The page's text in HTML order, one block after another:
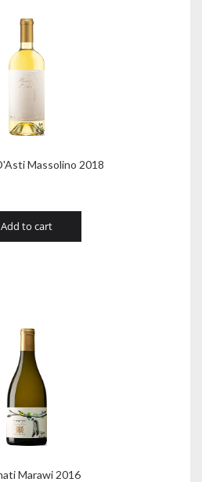
Massolino 2018
Add to cart
Marawi 2016